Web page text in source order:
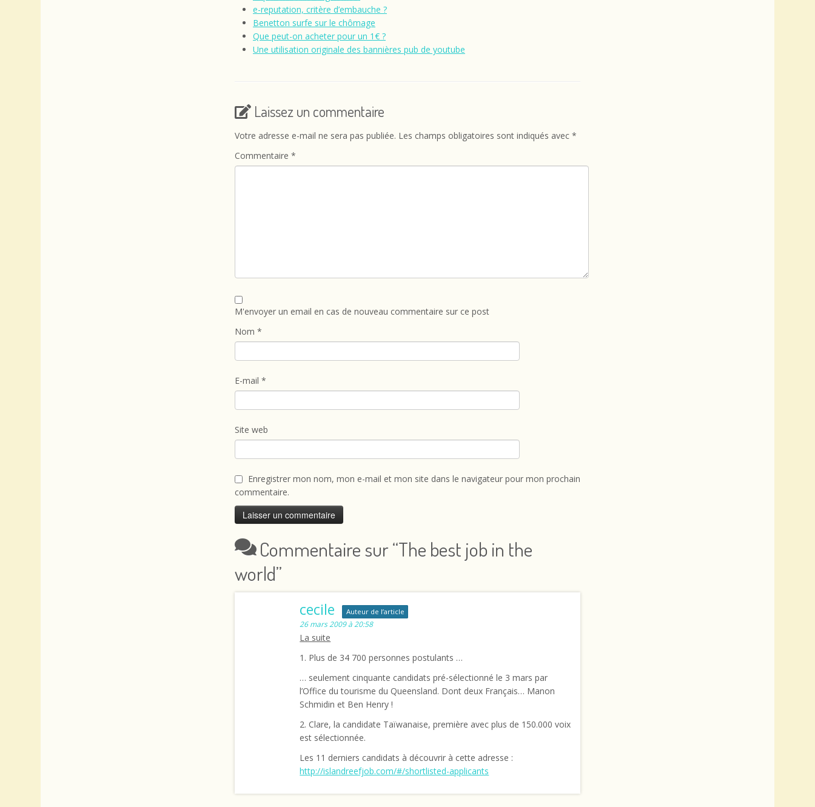
e-reputation, critère d’embauche ?
Benetton surfe sur le chômage
Que peut-on acheter pour un 1€ ?
Une utilisation originale des bannières pub de youtube
Laissez un commentaire
Votre adresse e-mail ne sera pas publiée. Les champs obligatoires sont indiqués avec *
Commentaire *
M'envoyer un email en cas de nouveau commentaire sur ce post
Nom *
E-mail *
Site web
Enregistrer mon nom, mon e-mail et mon site dans le navigateur pour mon prochain
commentaire.
Commentaire sur “The best job in the
world”
cecile Auteur de l’article
26 mars 2009 à 20:58
La suite
1. Plus de 34 700 personnes postulants …
… seulement cinquante candidats pré-sélectionné le 3 mars par
l’Office du tourisme du Queensland. Dont deux Français… Manon
Schmidin et Ben Henry !
2. Clare, la candidate Taïwanaise, première avec plus de 150.000 voix
est sélectionnée.
Les 11 derniers candidats à découvrir à cette adresse :
http://islandreefjob.com/#/shortlisted-applicants